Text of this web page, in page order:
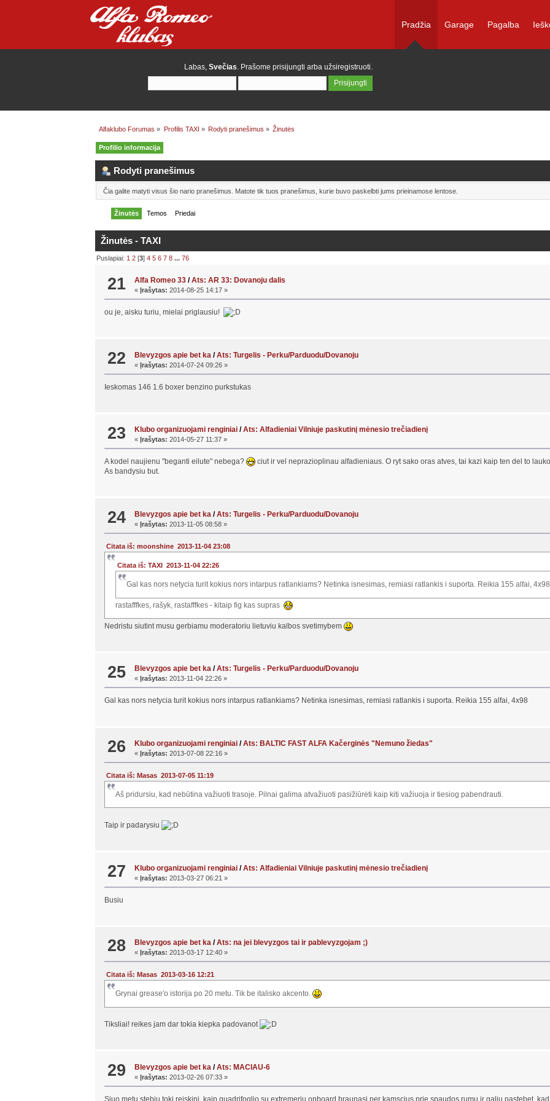
Pradžia Garage Pagalba
Labas, Svečias. Prašome prisijungti arba užsiregistruoti.
Alfaklubo Forumas » Profilis TAXI » Rodyti pranešimus » Žinutės
Profilio informacija
Rodyti pranešimus
Čia galite matyti visus šio nario pranešimus. Matote tik tuos pranešimus, kurie buvo paskelbti jums prieinamose lentose.
Žinutės Temos Priedai
Žinutės - TAXI
Puslapiai: 1 2 [3]4 5 6 7 8 ...76
21 Alfa Romeo 33 /Ats: AR 33: Dovanoju dalis
« Įrašytas: 2014-08-25 14:17 »
ou je, aisku turiu, mielai priglausiu!
22 Blevyzgos apie bet ka /Ats: Turgelis - Perku/Parduodu/Dovanoju
«Įrašytas: 2014-07-24 09:26 »
Ieskomas 146 1.6 boxer benzino purkstukas
23 Klubo organizuojami renginiai /Ats: Alfadieniai Vilniuje paskutinį mėnesio trečiadienį
«Įrašytas: 2014-05-27 11:37 »
A kodel naujienu "beganti eilute" nebega?
ciut ir vel neprazioplinau alfadieniaus. O ryt sako oras atves, tai kazi kaip ten del to
As bandysiu but.
24 Blevyzgos apie bet ka /Ats: Turgelis - Perku/Parduodu/Dovanoju
«Įrašytas: 2013-11-05 08:58 »
Citata iš: moonshine 2013-11-04 23:08
Citata iš: TAXI 2013-11-04 22:26
Gal kas nors netycia turit kokius nors intarpus ratlankiams? Netinka isnesimas, remiasi ratlankis i suporta. Reikia 155 alfai, 4x98
rastafffkes, rašyk, rastafffkes - kitaip fig kas supras
Nedristu siutint musu gerbiamu moderatoriu lietuviu kalbos svetimybem
25 Blevyzgos apie bet ka /Ats: Turgelis - Perku/Parduodu/Dovanoju
« Įrašytas: 2013-11-04 22:26 »
Gal kas nors netycia turit kokius nors intarpus ratlankiams? Netinka isnesimas, remiasi ratlankis i suporta. Reikia 155 alfai, 4x98
26 Klubo organizuojami renginiai /Ats: BALTIC FAST ALFA Kačerginės "Nemuno žiedas"
«Įrašytas: 2013-07-08 22:16 »
Citata iš: Masas 2013-07-05 11:19
Aš pridursiu, kad nebūtina važiuoti trasoje. Pilnai galima atvažiuoti pasižiūrėti kaip kiti važiuoja ir tiesiog pabendrauti.
Taip ir padarysiu
27 Klubo organizuojami renginiai /Ats: Alfadieniai Vilniuje paskutinį mėnesio trečiadienį
«Įrašytas: 2013-03-27 06:21 »
Busiu
28 Blevyzgos apie bet ka /Ats: na jei blevyzgos tai ir pablevyzgojam ;)
«Įrašytas: 2013-03-17 12:40 »
Citata iš: Masas 2013-03-16 12:21
Grynai grease'o istorija po 20 metu. Tik be italisko akcento.
Tiksliai! reikes jam dar tokia kiepka padovanot
29 Blevyzgos apie bet ka /Ats: MACIAU-6
«Įrašytas: 2013-02-26 07:33 »
Siuo metu stebiu toki reiskini, kaip quadrifoglio su extremeriu onboard braunasi per kamscius prie spaudos rumu ir galiu pastebet,